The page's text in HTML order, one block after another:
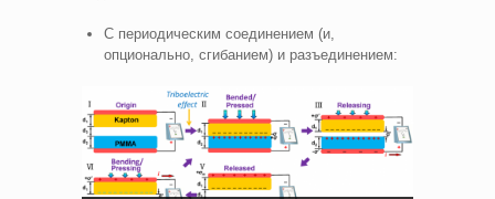
С периодическим соединением (и,
опционально, сгибанием) и разъединением: